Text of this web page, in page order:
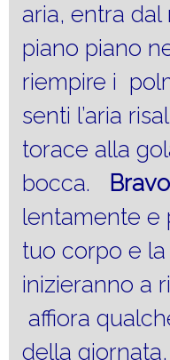
aria, entra
piano piano
riempire i
senti l’aria
torace alla
bocca.
lentamente e
tuo corpo e
inizieranno a
affiora
della